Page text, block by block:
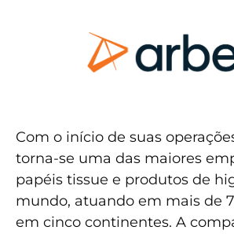
Com o início de suas
torna-se uma das maiores
papéis tissue e produtos de
mundo, atuando em mais de
em cinco continentes. A